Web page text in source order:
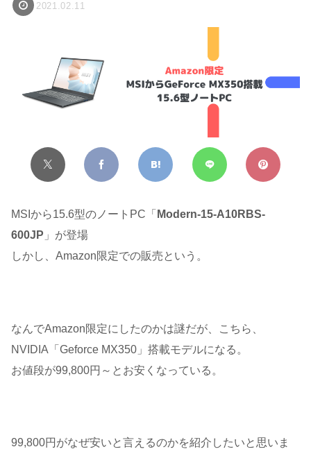
2021.02.11
MSIから15.6型のノートPC「 Modern-15-A10RBS-
600JP 」が登場
しかし、Amazon限定での販売という。
なんでAmazon限定にしたのかは謎だが、こちら、
NVIDIA「Geforce MX350」搭載モデルになる。
お値段が99,800円～とお安くなっている。
99,800円がなぜ安いと言えるのかを紹介したいと思いま